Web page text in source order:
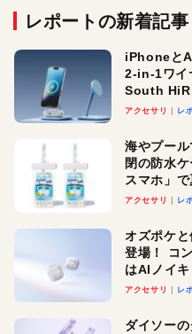
レポートの新着記事
iPhoneと
2-in-1ワイ
South
ースでおし
アクセサリ レ
海やプー
閉の防水
スマホ」
アクセサリ レ
オズポケ
登場！ コ
はAIノイキ
アクセサリ レ
ダイソー